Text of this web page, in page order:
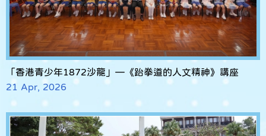
「香港青少年1872沙龍」—《跆拳道的人文精神》講座
21 Apr, 2026